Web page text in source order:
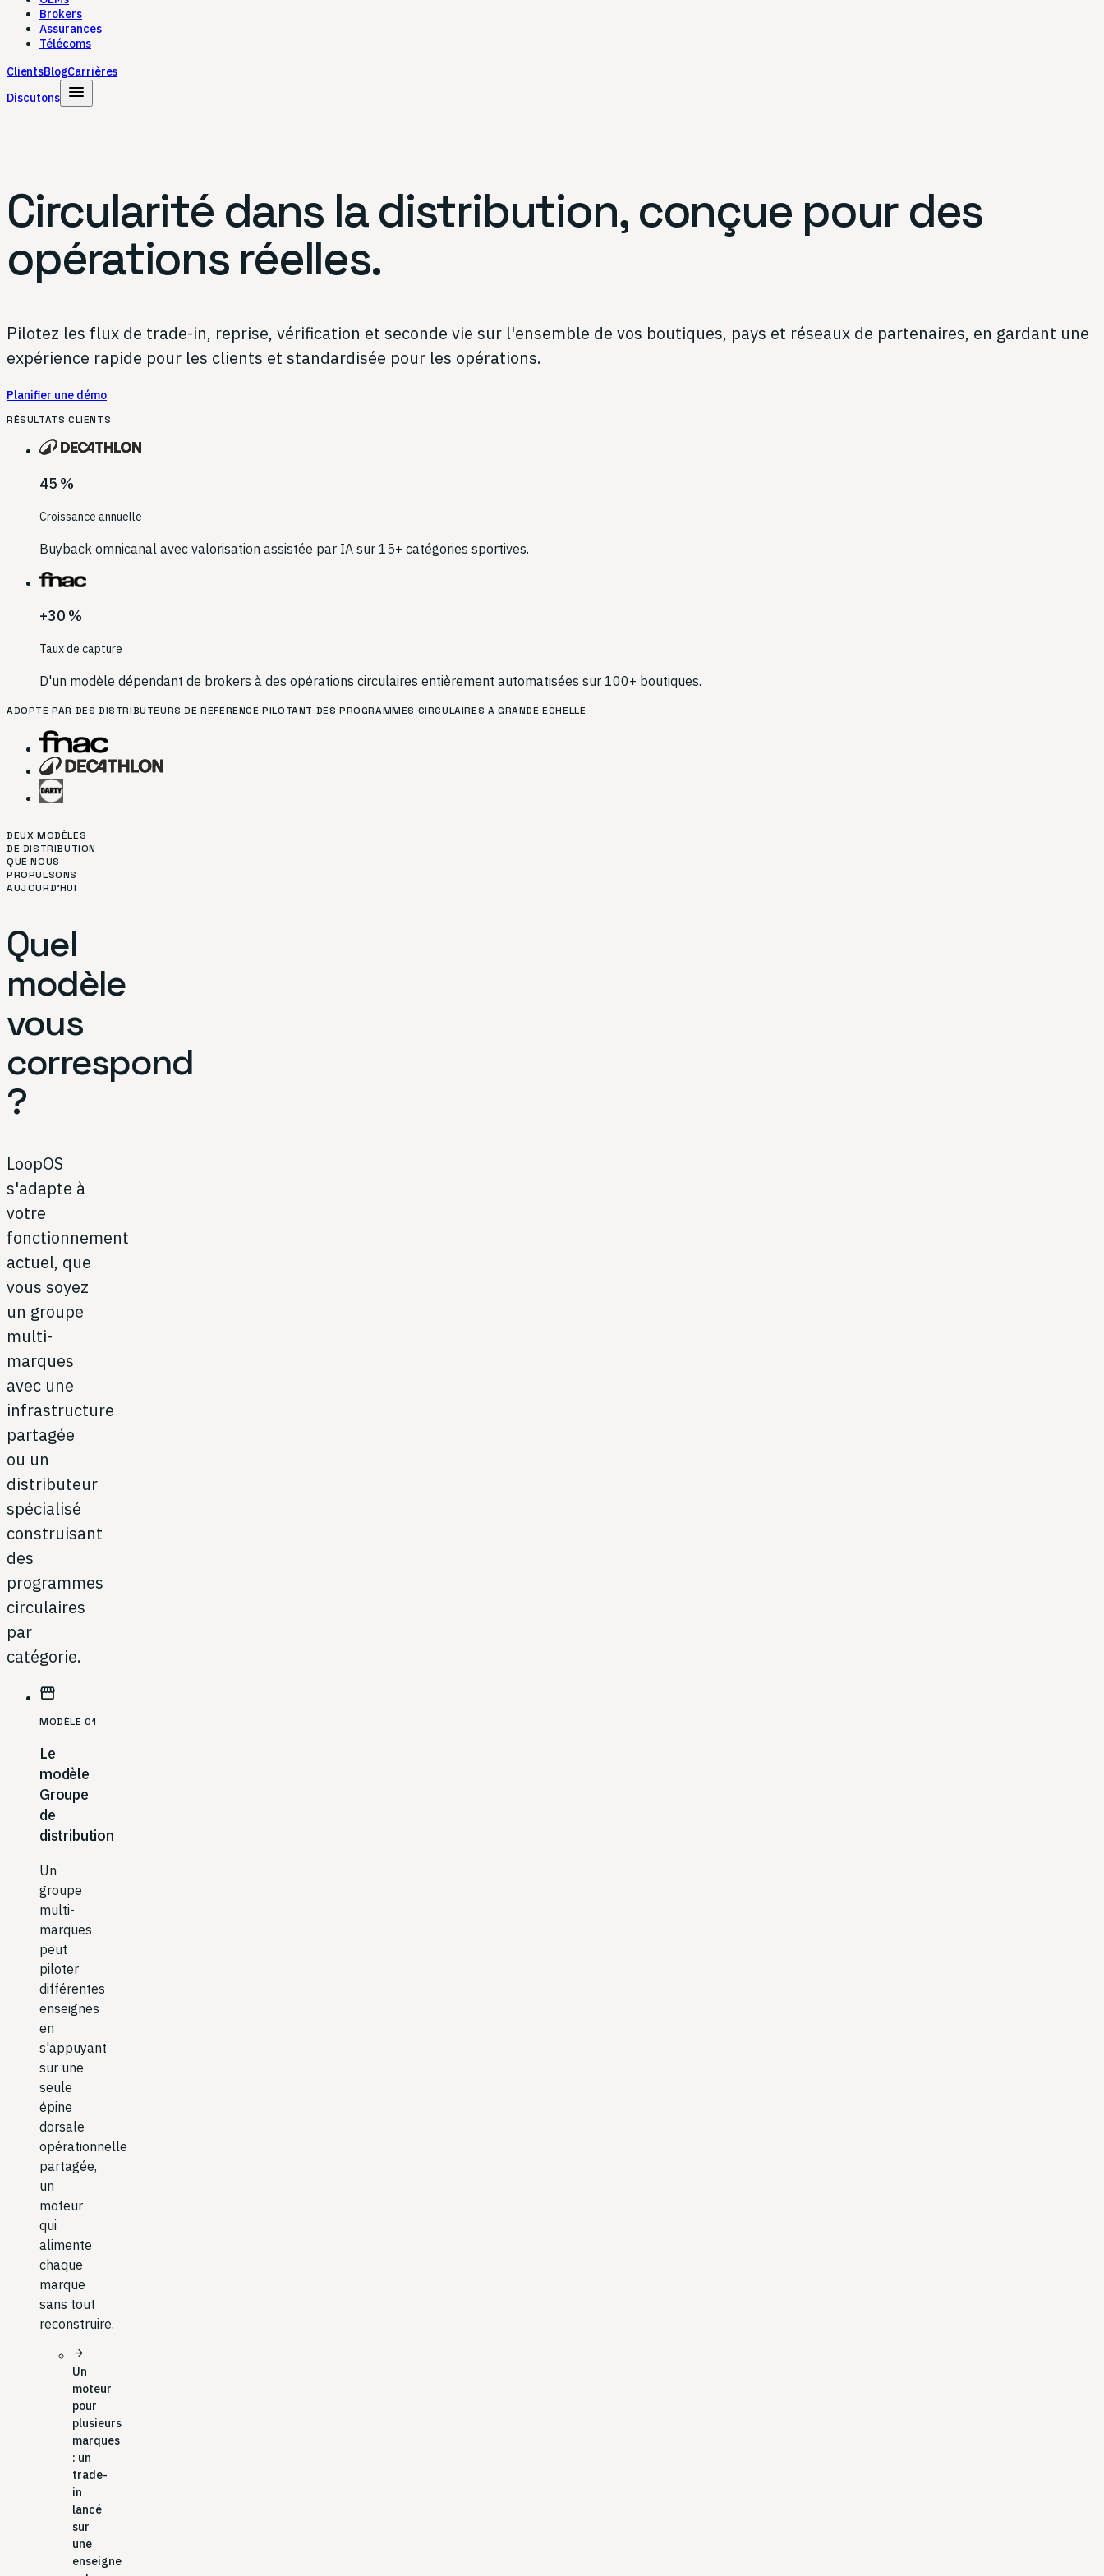
Brokers
Assurances
Télécoms
ClientsBlogCarrières
Discutons
menu
Circularité dans la distribution,conçue pour des
opérations réelles.
Pilotez les flux de trade-in, reprise, vérification et seconde vie sur l'ensemble de vos boutiques, pays et réseaux de partenaires, en gardant une
expérience rapide pour les clients et standardisée pour les opérations.
Planifier une démo
RÉSULTATS CLIENTS
45 %
Croissance annuelle
Buyback omnicanal avec valorisation assistée par IA sur 15+ catégories sportives.
+30 %
Taux de capture
D'un modèle dépendant de brokers à des opérations circulaires entièrement automatisées sur 100+ boutiques.
ADOPTÉ PAR DES DISTRIBUTEURS DE RÉFÉRENCE PILOTANT DES PROGRAMMES CIRCULAIRES À GRANDE ÉCHELLE
DEUX MODÈLES
DE DISTRIBUTION
QUE NOUS
PROPULSONS
AUJOURD'HUI
Quel
modèle
vous
correspond
?
LoopOS
s'adapte à
votre
fonctionnement
actuel, que
vous soyez
un groupe
multi-
marques
avec une
infrastructure
partagée
ou un
distributeur
spécialisé
construisant
des
programmes
circulaires
par
catégorie.
storefront
MODÈLE 01
Le
modèle
Groupe
de
distribution
Un
groupe
multi-
marques
peut
piloter
différentes
enseignes
en
s'appuyant
sur une
seule
épine
dorsale
opérationnelle
partagée,
un
moteur
qui
alimente
chaque
marque
sans tout
reconstruire.
arrow_forward
Un
moteur
pour
plusieurs
marques
: un
trade-
in
lancé
sur
une
enseigne